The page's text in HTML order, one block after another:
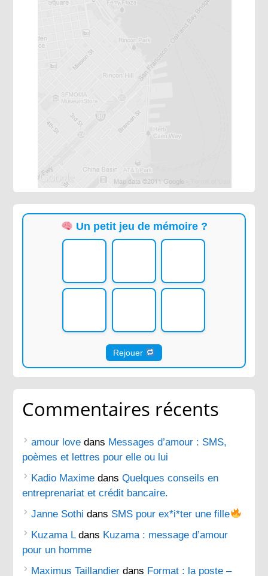
Un petit jeu de mémoire ?
Rejouer
Commentaires récents
amour love dans Messages d’amour : SMS,
poèmes et lettres pour elle ou lui
Kadio Maxime dansQuelques conseils en
entreprenariat et crédit bancaire.
Janne Sothi dans SMS pour ex*i*ter une fille
Kuzama Ldans Kuzama : message d’amour
pour un homme
Maximus Taillandier dans Format : la poste –